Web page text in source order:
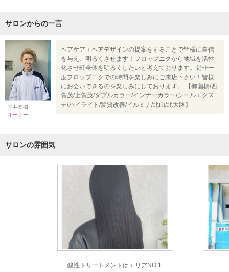
サロンからの一言
平井友樹
オーナー
ヘアケア＋ヘアデザインの提案をすることで皆様に自信
を与え、明るくさせます！フロップニクから地域を活性
化させ町全体を明るくしたいと考えております。是非一
度フロップニクでの時間を楽しみにご来店下さい！皆様
にお会いできるのを楽しみにしております。 【御薗橋/西
賀茂/上賀茂/ダブルカラー/インナーカラー/シールエクス
テ/ハイライト/髪質改善/イルミナ/北山/北大路】
サロンの雰囲気
酸性トリートメントはエリアNO.1